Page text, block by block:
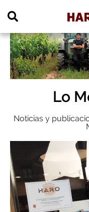
Lo
Noticias y